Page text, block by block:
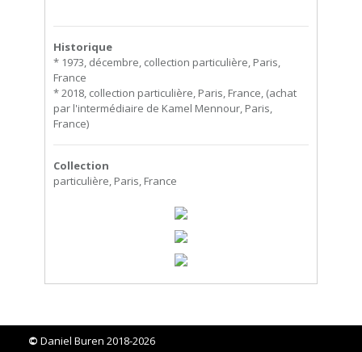
Historique
* 1973, décembre, collection particulière, Paris,
France
* 2018, collection particulière, Paris, France, (achat
par l'intermédiaire de Kamel Mennour, Paris,
France)
Collection
particulière, Paris, France
© Daniel Buren 2018-2026